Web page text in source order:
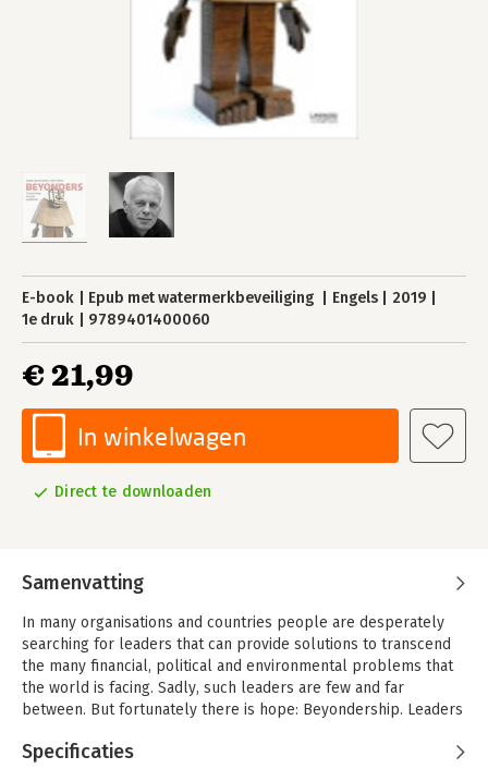
E-book Epub met watermerkbeveiliging Engels
2019
1e druk
9789401400060
€ 21,99
In winkelwagen
Direct te downloaden
Samenvatting
In many organisations and countries people are desperately
searching for leaders that can provide solutions to transcend
the many financial, political and environmental problems that
the world is facing. Sadly, such leaders are few and far
between. But fortunately there is hope: Beyondership. Leaders
seated vision, anchored in a clear set of values. What others
Specificaties